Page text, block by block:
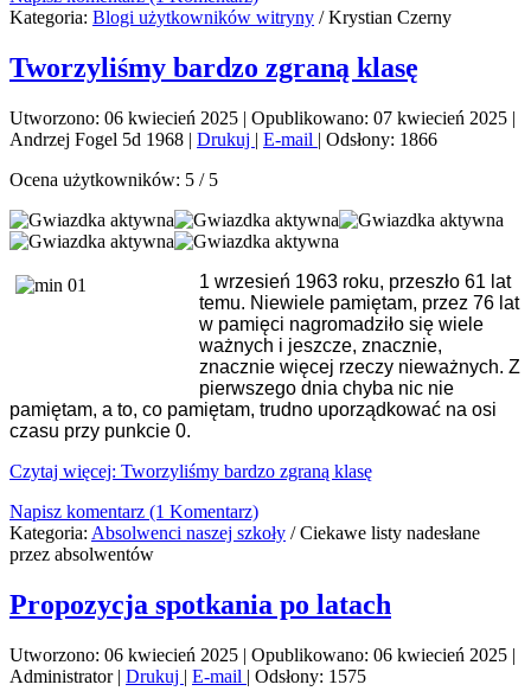
Kategoria: Blogi użytkowników witryny /Krystian Czerny
Tworzyliśmy bardzo zgraną klasę
Utworzono: 06 kwiecień 2025 | Opublikowano: 07 kwiecień 2025 |
Andrzej Fogel 5d 1968 | Drukuj | E-mail | Odsłony: 1866
Ocena użytkowników: 5 / 5
1 wrzesień 1963 roku, przeszło 61 lat
temu. Niewiele pamiętam, przez 76 lat
w pamięci nagromadziło się wiele
ważnych i jeszcze, znacznie,
znacznie więcej rzeczy nieważnych. Z
pierwszego dnia chyba nic nie
pamiętam, a to, co pamiętam, trudno uporządkować na osi
czasu przy punkcie 0.
Czytaj więcej: Tworzyliśmy bardzo zgraną klasę
Napisz komentarz (1 Komentarz)
Kategoria: Absolwenci naszej szkoły /Ciekawe listy nadesłane
przez absolwentów
Propozycja spotkania po latach
Utworzono: 06 kwiecień 2025 | Opublikowano: 06 kwiecień 2025 |
Administrator| Drukuj | E-mail | Odsłony: 1575